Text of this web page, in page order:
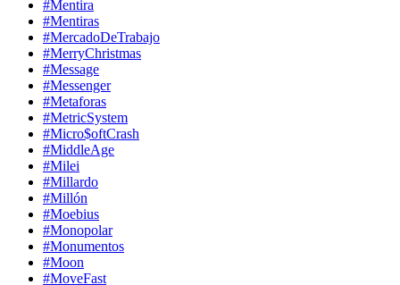
#Mentira
#Mentiras
#MercadoDeTrabajo
#MerryChristmas
#Message
#Messenger
#Metaforas
#MetricSystem
#Micro$oftCrash
#MiddleAge
#Milei
#Millardo
#Millón
#Moebius
#Monopolar
#Monumentos
#Moon
#MoveFast